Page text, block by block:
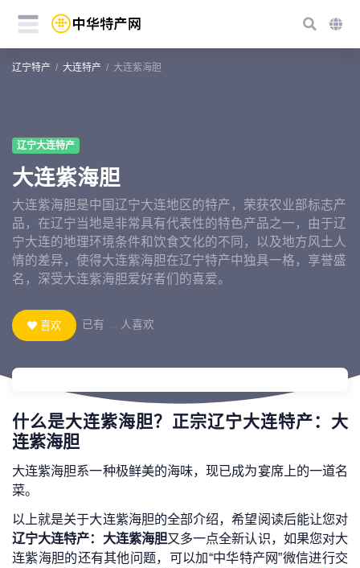
辽宁特产 大连特产 大连紫海胆
辽宁大连特产
大连紫海胆
大连紫海胆是中国辽宁大连地区的特产，荣获农业部标志产
品，在辽宁当地是非常具有代表性的特色产品之一，由于辽
宁大连的地理环境条件和饮食文化的不同，以及地方风土人
情的差异，使得大连紫海胆在辽宁特产中独具一格，享誉盛
名，深受大连紫海胆爱好者们的喜爱。
喜欢 已有 人喜欢
什么是大连紫海胆？正宗辽宁大连特产：大
连紫海胆
大连紫海胆系一种极鲜美的海味，现已成为宴席上的一道名
菜。
以上就是关于大连紫海胆的全部介绍，希望阅读后能让您对
辽宁大连特产：大连紫海胆又多一点全新认识，如果您对大
连紫海胆的还有其他问题，可以加“中华特产网”微信进行交